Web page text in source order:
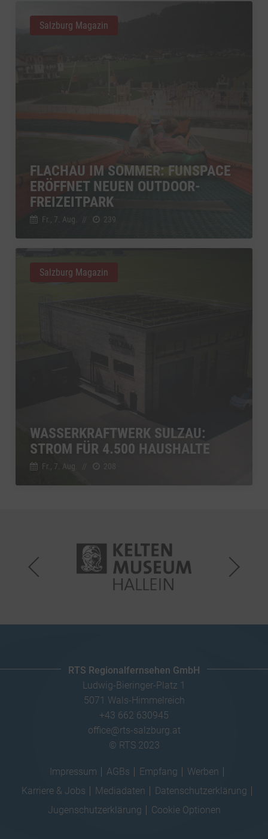
FLACHAU IM SOMMER: FUNSPACE
ERÖFFNET NEUEN OUTDOOR-
FREIZEITPARK
Fr., 7. Aug. // 239
Salzburg Magazin
WASSERKRAFTWERK SULZAU:
STROM FÜR 4.500 HAUSHALTE
Fr., 7. Aug.
Salzburg Magazin
RTS Regionalfernsehen GmbH
Ludwig-Bieringer-Platz 1
5071 Wals-Himmelreich
+43 662 630945
office@rts-salzburg.at
© RTS 2023
Impressum AGBs Empfang
Werben
Karriere & Jobs
Mediadaten
Datenschutzerklärung
Jugenschutzerklärung
Cookie Optionen